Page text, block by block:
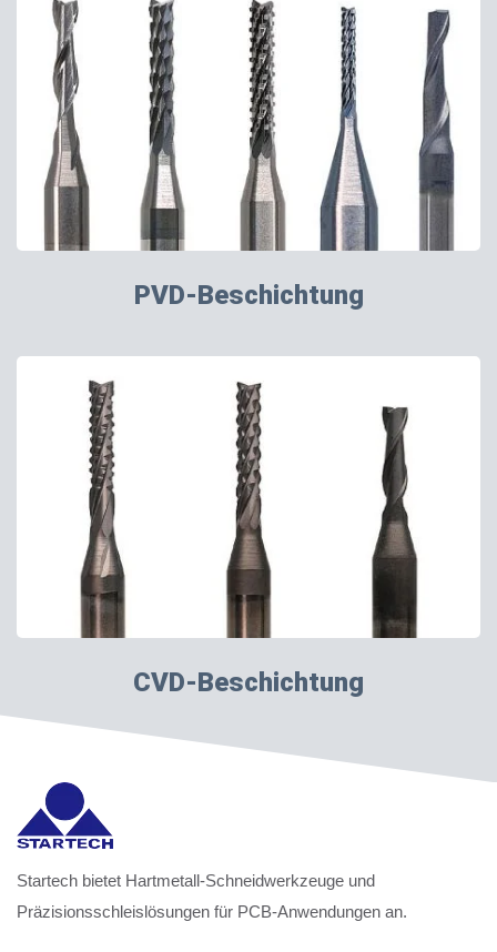
PVD-Beschichtung
CVD-Beschichtung
Startech bietet Hartmetall-Schneidwerkzeuge und
Präzisionsschleislösungen für PCB-Anwendungen an.